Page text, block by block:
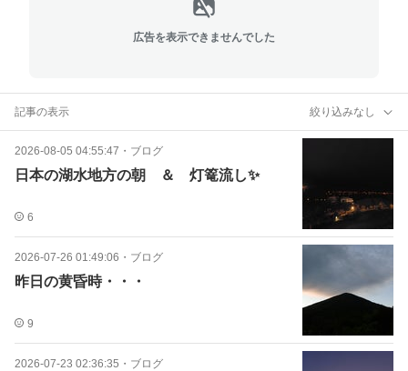
広告を表示できませんでした
記事の表示 絞り込みなし
2026-08-05 04:55:47 ・ ブログ
日本の湖水地方の朝 ＆ 灯篭流し✨
6
2026-07-26 01:49:06 ・ ブログ
昨日の黄昏時・・・
9
2026-07-23 02:36:35 ・ ブログ